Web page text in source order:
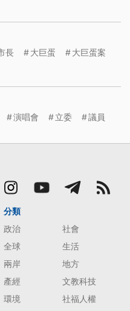
長 大巨蛋
大巨蛋案
演唱會 立委
議員
分類
政治
社會
全球
生活
兩岸
地方
產經
文教科技
環境
社福人權